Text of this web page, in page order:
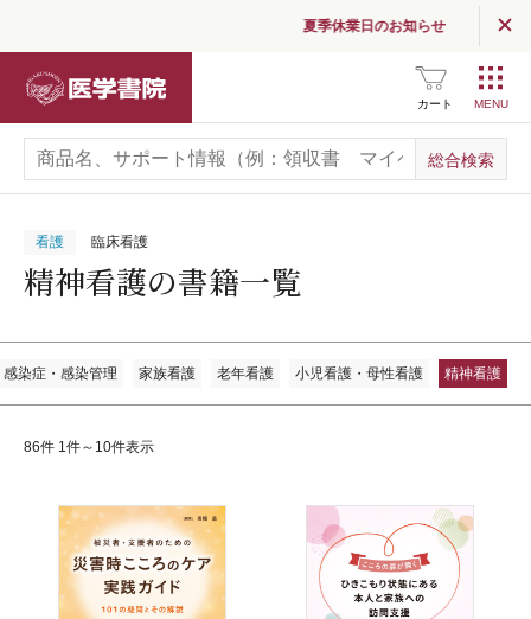
夏季休業日のお知らせ
カート
看護 臨床看護
精神看護の書籍一覧
感染症・感染管理 家族看護 老年看護 小児看護・母性看護 精神看護
86件 1件～10件表示